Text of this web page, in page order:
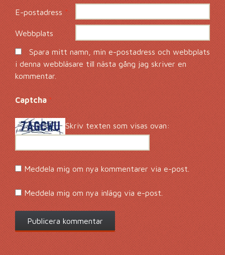
E-postadress *
Webbplats
Spara mitt namn, min e-postadress och webbplats
i denna webbläsare till nästa gång jag skriver en
kommentar.
Captcha *
Skriv texten som visas ovan:
Meddela mig om nya kommentarer via e-post.
Meddela mig om nya inlägg via e-post.